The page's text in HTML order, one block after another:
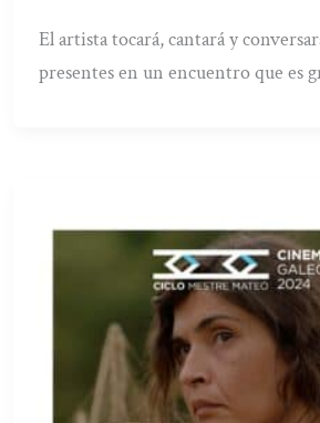
El artista tocará, cantará y
presentes en un encuentro que es